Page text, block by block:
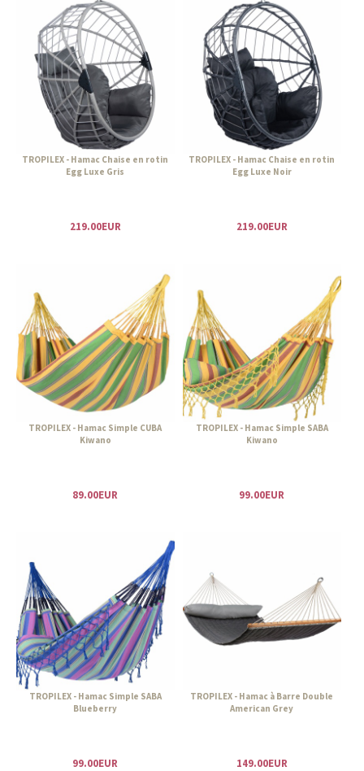
TROPILEX - Hamac Chaise en rotin
Egg Luxe Gris
219.00EUR
TROPILEX - Hamac Chaise en rotin
Egg Luxe Noir
219.00EUR
TROPILEX - Hamac Simple CUBA
Kiwano
89.00EUR
TROPILEX - Hamac Simple SABA
Kiwano
99.00EUR
TROPILEX - Hamac Simple SABA
Blueberry
99.00EUR
TROPILEX - Hamac à Barre Double
American Grey
149.00EUR